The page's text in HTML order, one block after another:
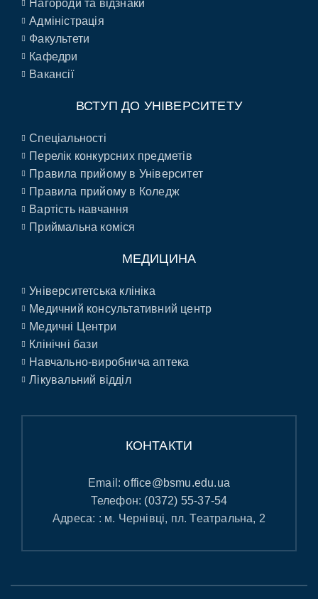
Нагороди та відзнаки
Адміністрація
Факультети
Кафедри
Вакансії
ВСТУП ДО УНІВЕРСИТЕТУ
Спеціальності
Перелік конкурсних предметів
Правила прийому в Університет
Правила прийому в Коледж
Вартість навчання
Приймальна коміся
МЕДИЦИНА
Університетська клініка
Медичний консультативний центр
Медичні Центри
Клінічні бази
Навчально-виробнича аптека
Лікувальний відділ
КОНТАКТИ
Email:office@bsmu.edu.ua
Телефон: (0372) 55-37-54
Адреса: : м. Чернівці, пл. Театральна, 2